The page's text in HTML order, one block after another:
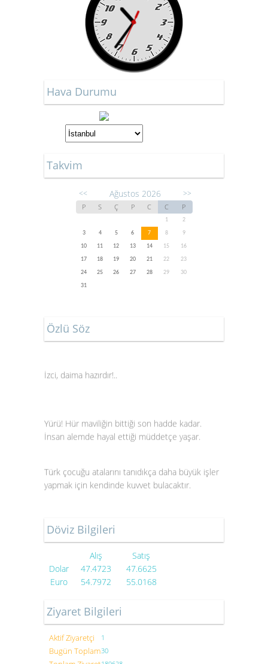
Hava Durumu
Takvim
<< Ağustos 2026 >>
P S Ç P C C P
1
2
3
4 5 6 7 8
9
10
11 12 13 14 15
16
17
18 19 20 21 22
23
24
25 26 27 28 29
30
31
Özlü Söz
İzci, daima hazırdır!..
Yürü! Hür maviliğin bittiği son hadde kadar.
İnsan alemde hayal ettiği müddetçe yaşar.
Türk çocuğu atalarını tanıdıkça daha büyük işler
yapmak için kendinde kuvvet bulacaktır.
Döviz Bilgileri
Alış
Satış
Dolar
47.4723
47.6625
Euro
54.7972 55.0168
Ziyaret Bilgileri
Aktif Ziyaretçi 1
Bugün Toplam30